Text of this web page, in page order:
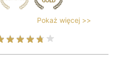
Pokaż więcej >>